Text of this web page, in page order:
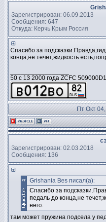
Зарегистрирован: 06.09.2013
Сообщения: 647
Откуда: Керчь Крым Россия
Спасибо за
конца,не течет,жидкость
50 c 13 2000 года ZCFC
Пт Окт
Зарегистрирован: 02.03.2018
Сообщения: 136
Grishania Bes писал(а):
Спасибо за
педаль до конца,не
него.
там может пружина подсела у